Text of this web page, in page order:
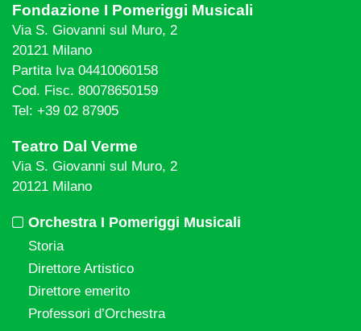
Fondazione I Pomeriggi Musicali
Via S. Giovanni sul Muro, 2
20121 Milano
Partita Iva 04410060158
Cod. Fisc. 80078650159
Tel: +39 02 87905
Teatro Dal Verme
Via S. Giovanni sul Muro, 2
20121 Milano
Orchestra I Pomeriggi Musicali
Storia
Direttore Artistico
Direttore emerito
Professori d’Orchestra